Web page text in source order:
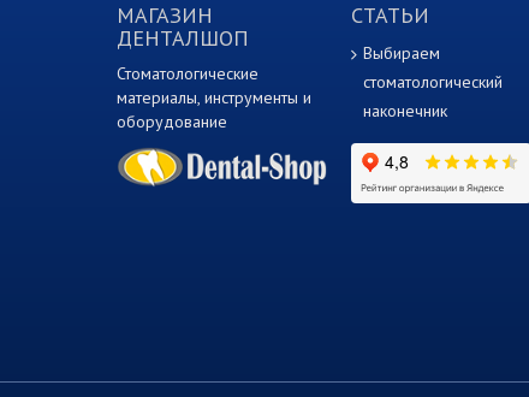
МАГАЗИН
ДЕНТАЛШОП
Стоматологические
материалы, инструменты и
оборудование
СТАТЬИ
Выбираем
стоматологический
наконечник